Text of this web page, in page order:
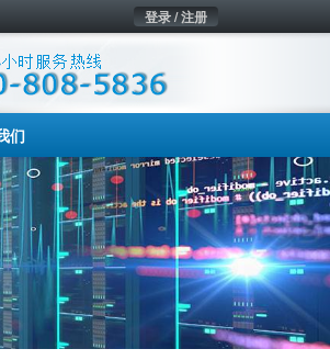
登录 / 注册
们